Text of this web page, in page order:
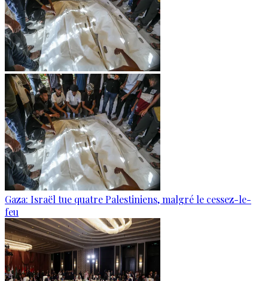
Gaza: Israël tue quatre Palestiniens, malgré le cessez-le-
feu